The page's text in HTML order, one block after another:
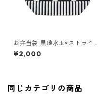
お弁当袋 黒地水玉×ストライプ
85-73266-1
¥2,000
同じカテゴリの商品